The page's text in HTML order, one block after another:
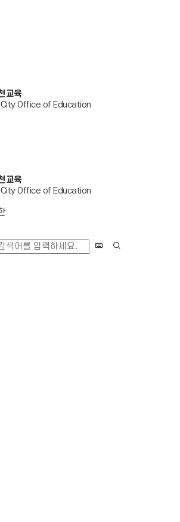
교육
City Office of Education
교육
City Office of Education
검